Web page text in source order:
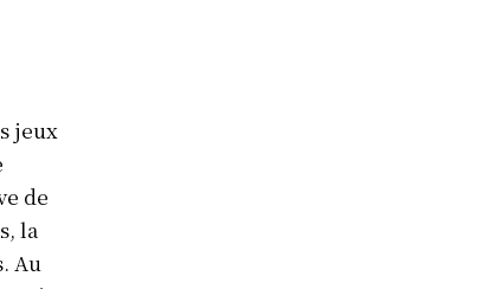
jeux
de
la
Au